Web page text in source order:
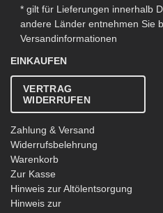
* gilt für Lieferungen innerhalb
andere Länder entnehmen Sie
Versandinformationen
EINKAUFEN
VERTRAG
WIDERRUFEN
Zahlung & Versand
Widerrufsbelehrung
Warenkorb
Zur Kasse
Hinweis zur Altölentsorgung
Hinweis zur